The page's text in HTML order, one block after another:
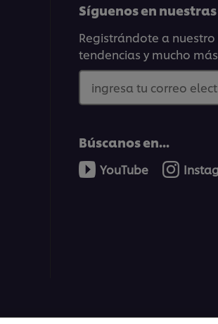
Síguenos en
Registrándote a
tendencias y mucho
ingresa tu correo
Búscanos en...
YouTube